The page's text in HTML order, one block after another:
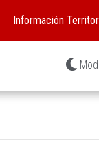
Información